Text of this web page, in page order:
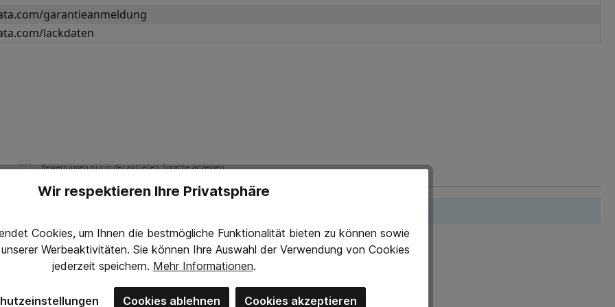
garantieanmeldung
lackdaten
Bewertungen nur in der aktuellen Sprache anzeigen.
Wir respektieren Ihre Privatsphäre
Cookies, um Ihnen die bestmögliche Funktionalität bieten zu können sowie
Werbeaktivitäten. Sie können Ihre Auswahl der Verwendung von Cookies
jederzeit speichern. Mehr Informationen.
Cookies ablehnen Cookies akzeptieren